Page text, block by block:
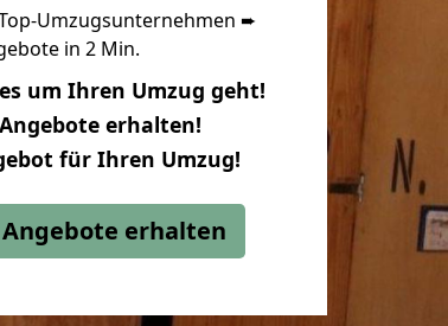
Umzugsunternehmen ➨
in 2 Min.
um Ihren Umzug geht!
erhalten!
für Ihren Umzug!
erhalten